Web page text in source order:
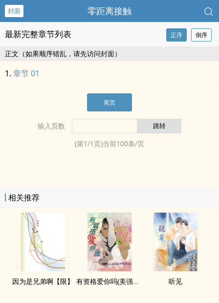
封面 零距离接触
最新完整章节列表 正序 倒序
正文（如果顺序错乱，请先访问封面）
章节 01
尾页
输入页数
(第1/1页)当前100条/页
相关推荐
因为是兄弟啊【限】 有资格爱你吗(美强，流氓受，模特儿攻) 听见